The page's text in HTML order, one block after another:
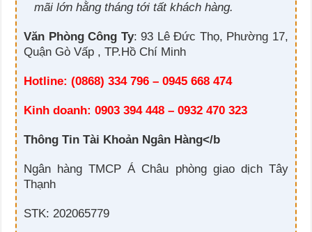
mãi lớn hằng tháng tới tất khách hàng.
Văn Phòng Công Ty: 93 Lê Đức Thọ, Phường 17,
Quận Gò Vấp , TP.Hồ Chí Minh
Hotline: (0868) 334 796 – 0945 668 474
Kinh doanh: 0903 394 448 – 0932 470 323
Thông Tin Tài Khoản Ngân Hàng</b
Ngân hàng TMCP Á Châu phòng giao dịch Tây
Thạnh
STK: 202065779